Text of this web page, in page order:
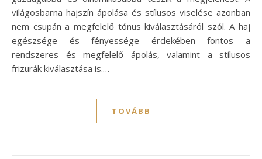
világosbarna hajszín ápolása és stílusos viselése azonban
nem csupán a megfelelő tónus kiválasztásáról szól. A haj
egészsége és fényessége érdekében fontos a
rendszeres és megfelelő ápolás, valamint a stílusos
frizurák kiválasztása is.…
TOVÁBB